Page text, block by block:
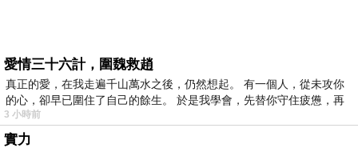
愛情三十六計，圍魏救趙
真正的愛，在我走遍千山萬水之後，仍然想起。 有一個人，從未攻你
的心，卻早已圍住了自己的餘生。 於是我學會，先替你守住疲憊，再
3 小時前
實力